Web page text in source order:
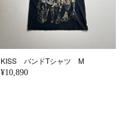
KISS バンドTシャツ M
¥10,890